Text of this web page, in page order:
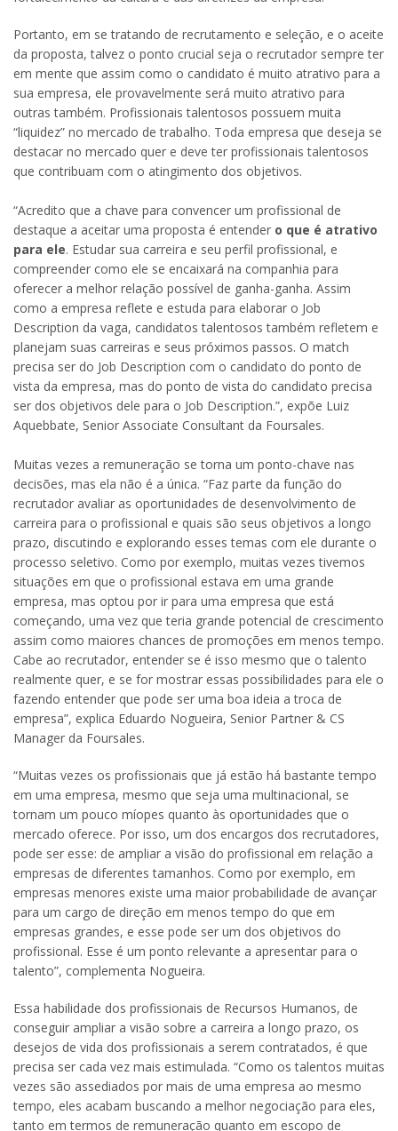
Portanto, em se tratando de recrutamento e seleção, e o aceite
da proposta, talvez o ponto crucial seja o recrutador sempre ter
em mente que assim como o candidato é muito atrativo para a
sua empresa, ele provavelmente será muito atrativo para
outras também. Profissionais talentosos possuem muita
“liquidez” no mercado de trabalho. Toda empresa que deseja se
destacar no mercado quer e deve ter profissionais talentosos
que contribuam com o atingimento dos objetivos.
“Acredito que a chave para convencer um profissional de
destaque a aceitar uma proposta é entender o que é atrativo
para ele. Estudar sua carreira e seu perfil profissional, e
compreender como ele se encaixará na companhia para
oferecer a melhor relação possível de ganha-ganha. Assim
como a empresa reflete e estuda para elaborar o Job
Description da vaga, candidatos talentosos também refletem e
planejam suas carreiras e seus próximos passos. O match
precisa ser do Job Description com o candidato do ponto de
vista da empresa, mas do ponto de vista do candidato precisa
ser dos objetivos dele para o Job Description.”, expõe Luiz
Aquebbate, Senior Associate Consultant da Foursales.
Muitas vezes a remuneração se torna um ponto-chave nas
decisões, mas ela não é a única. “Faz parte da função do
recrutador avaliar as oportunidades de desenvolvimento de
carreira para o profissional e quais são seus objetivos a longo
prazo, discutindo e explorando esses temas com ele durante o
processo seletivo. Como por exemplo, muitas vezes tivemos
situações em que o profissional estava em uma grande
empresa, mas optou por ir para uma empresa que está
começando, uma vez que teria grande potencial de crescimento
assim como maiores chances de promoções em menos tempo.
Cabe ao recrutador, entender se é isso mesmo que o talento
realmente quer, e se for mostrar essas possibilidades para ele o
fazendo entender que pode ser uma boa ideia a troca de
empresa”, explica Eduardo Nogueira, Senior Partner & CS
Manager da Foursales.
“Muitas vezes os profissionais que já estão há bastante tempo
em uma empresa, mesmo que seja uma multinacional, se
tornam um pouco míopes quanto às oportunidades que o
mercado oferece. Por isso, um dos encargos dos recrutadores,
pode ser esse: de ampliar a visão do profissional em relação a
empresas de diferentes tamanhos. Como por exemplo, em
empresas menores existe uma maior probabilidade de avançar
para um cargo de direção em menos tempo do que em
empresas grandes, e esse pode ser um dos objetivos do
profissional. Esse é um ponto relevante a apresentar para o
talento”, complementa Nogueira.
Essa habilidade dos profissionais de Recursos Humanos, de
conseguir ampliar a visão sobre a carreira a longo prazo, os
desejos de vida dos profissionais a serem contratados, é que
precisa ser cada vez mais estimulada. “Como os talentos muitas
vezes são assediados por mais de uma empresa ao mesmo
tempo, eles acabam buscando a melhor negociação para eles,
tanto em termos de remuneração quanto em escopo de